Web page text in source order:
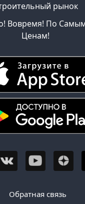
рынок
Вовремя! По
Ценам!
Обратная связь